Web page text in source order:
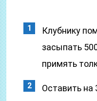
Клубнику
засыпать
примять
Оставить на